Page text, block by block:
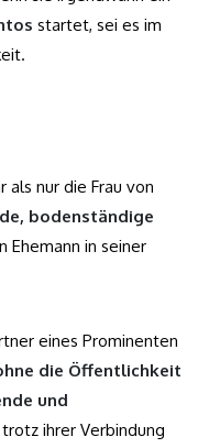
startet, sei es im
nur die Frau von
bodenständige
Ehemann in seiner
eines Prominenten
die Öffentlichkeit
und
ihrer Verbindung